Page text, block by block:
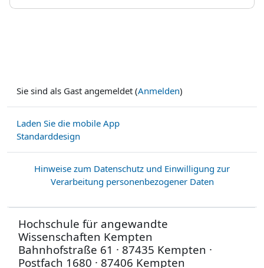
Sie sind als Gast angemeldet (Anmelden)
Laden Sie die mobile App
Standarddesign
Hinweise zum Datenschutz und Einwilligung zur
Verarbeitung personenbezogener Daten
Hochschule für angewandte
Wissenschaften Kempten
Bahnhofstraße 61 · 87435 Kempten ·
Postfach 1680 · 87406 Kempten